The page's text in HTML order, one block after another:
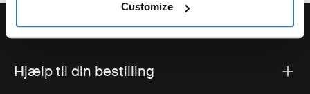
Customize
Hjælp til din bestilling